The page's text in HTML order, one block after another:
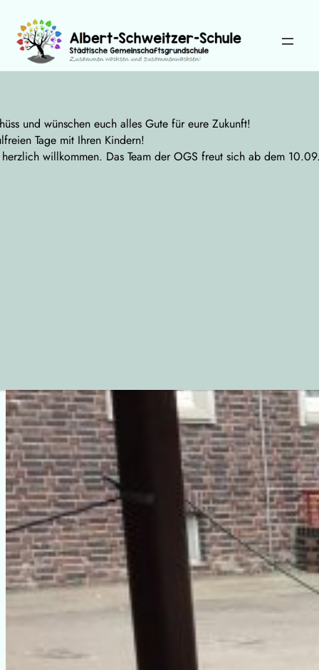
Inhalt
springen
und wünschen euch alles Gute für eure Zukunft!
Tage mit Ihren Kindern!
willkommen. Das Team der OGS freut sich ab dem